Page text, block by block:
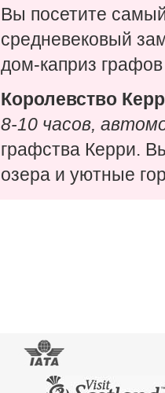
Вы посетите
средневековый
дом-каприз
Королевство
8-10 часов,
графства Керри.
озера и уютные